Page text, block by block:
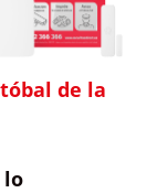
de la
lo